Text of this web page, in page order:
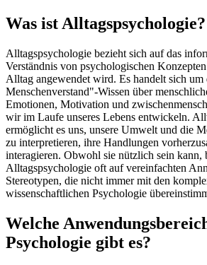
Was ist Alltagspsychologie?
Alltagspsychologie bezieht sich auf das
Verständnis von psychologischen
Alltag angewendet wird. Es handelt sich um
Menschenverstand"-Wissen über
Emotionen, Motivation und
wir im Laufe unseres Lebens entwickeln.
ermöglicht es uns, unsere Umwelt und die
zu interpretieren, ihre Handlungen
interagieren. Obwohl sie nützlich sein kann,
Alltagspsychologie oft auf vereinfachten
Stereotypen, die nicht immer mit den
wissenschaftlichen Psychologie
Welche
Psychologie gibt es?